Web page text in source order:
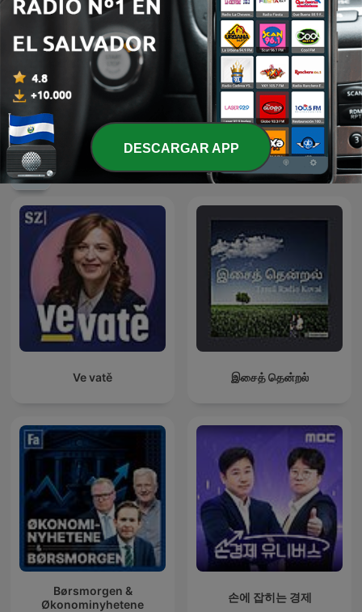
Conversas do Casal by
Que Rico Casal
Seminario Fenix | Brian
Tracy
Más podcasts internacionales de Finanzas
Ve vatě இசைத் தென்றல்
Børsmorgen &
Økonominyhetene
손에 잡히는 경제
DESCARGAR APP